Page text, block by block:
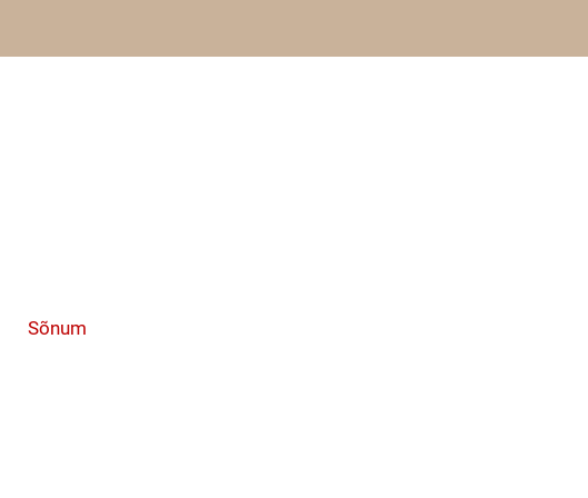
Sõnum